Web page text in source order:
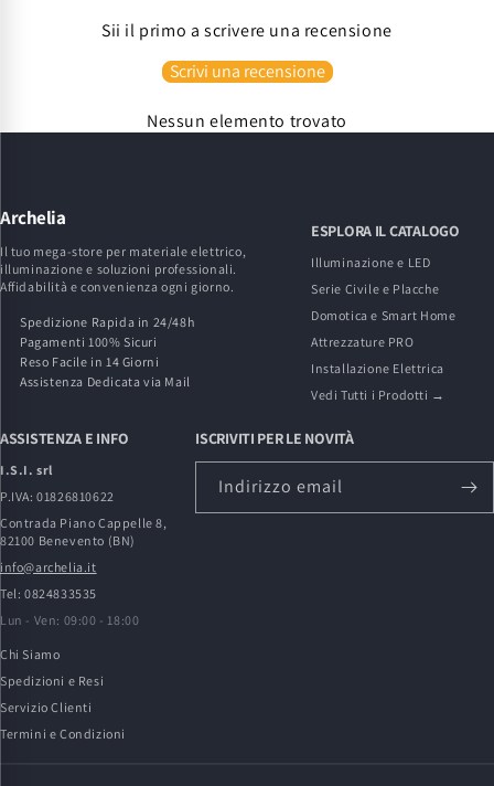
Sii il primo a scrivere una recensione
Scrivi una recensione
Nessun elemento trovato
Archelia
Il tuo mega-store per materiale elettrico,
illuminazione e soluzioni professionali.
Affidabilità e convenienza ogni giorno.
Spedizione Rapida in 24/48h
Pagamenti 100% Sicuri
Reso Facile in 14 Giorni
Assistenza Dedicata via Mail
ESPLORA IL CATALOGO
Illuminazione e LED
Serie Civile e Placche
Domotica e Smart Home
Attrezzature PRO
Installazione Elettrica
Vedi Tutti i Prodotti →
ASSISTENZA E INFO
I.S.I. srl
P.IVA: 01826810622
Contrada Piano Cappelle 8,
82100 Benevento (BN)
info@archelia.it
Tel: 0824833535
Lun - Ven: 09:00 - 18:00
Chi Siamo
Spedizioni e Resi
Servizio Clienti
Termini e Condizioni
ISCRIVITI PER LE NOVITÀ
Indirizzo email